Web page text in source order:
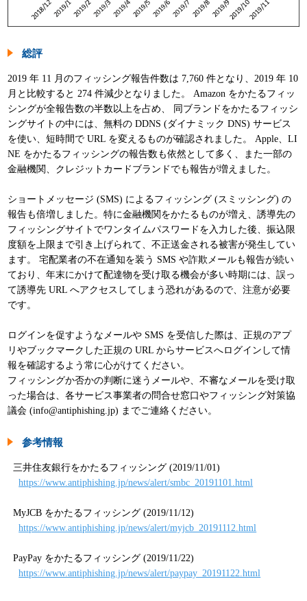
総評
2019 年 11 月のフィッシング報告件数は 7,760 件となり、2019 年 10
月と比較すると 274 件減少となりました。 Amazon をかたるフィッ
シングが全報告数の半数以上を占め、 同ブランドをかたるフィッシ
ングサイトの中には、無料の DDNS (ダイナミック DNS) サービス
を使い、短時間で URL を変えるものが確認されました。 Apple、LI
NE をかたるフィッシングの報告数も依然として多く、また一部の
金融機関、クレジットカードブランドでも報告が増えました。
ショートメッセージ (SMS) によるフィッシング (スミッシング) の
報告も倍増しました。特に金融機関をかたるものが増え、誘導先の
フィッシングサイトでワンタイムパスワードを入力した後、振込限
度額を上限まで引き上げられて、不正送金される被害が発生してい
ます。 宅配業者の不在通知を装う SMS や詐欺メールも報告が続い
ており、年末にかけて配達物を受け取る機会が多い時期には、誤っ
て誘導先 URL へアクセスしてしまう恐れがあるので、注意が必要
です。
ログインを促すようなメールや SMS を受信した際は、正規のアプ
リやブックマークした正規の URL からサービスへログインして情
報を確認するよう常に心がけてください。
フィッシングか否かの判断に迷うメールや、不審なメールを受け取
った場合は、各サービス事業者の問合せ窓口やフィッシング対策協
議会 (info@antiphishing.jp) までご連絡ください。
参考情報
三井住友銀行をかたるフィッシング (2019/11/01)
https://www.antiphishing.jp/news/alert/smbc_20191101.html
MyJCB をかたるフィッシング (2019/11/12)
https://www.antiphishing.jp/news/alert/myjcb_20191112.html
PayPay をかたるフィッシング (2019/11/22)
https://www.antiphishing.jp/news/alert/paypay_20191122.html